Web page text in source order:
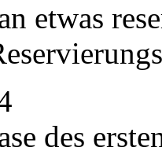
etwas
des